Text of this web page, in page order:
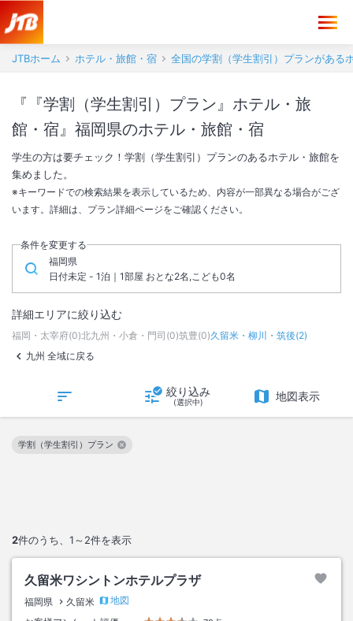
JTBホーム ホテル・旅館・宿 全国の学割（学生割引）プランがある
『『学割（学生割引）プラン』ホテル・旅
館・宿』福岡県のホテル・旅館・宿
学生の方は要チェック！学割（学生割引）プランのあるホテル・旅館を
集めました。
※キーワードでの検索結果を表示しているため、内容が一部異なる場合がござ
います。詳細は、プラン詳細ページをご確認ください。
条件を変更する
福岡県
日付未定 - 1泊｜1部屋 おとな2名,こども0名
詳細エリアに絞り込む
福岡・太宰府(0)北九州・小倉・門司 (0)筑豊(0)久留米・柳川・筑後(2)
九州 全域に戻る
絞り込み
(選択中) 地図表示
2件のうち、 1～2件を表示
学割（学生割引）プラン
この絞り込み条件を解除
久留米ワシントンホテルプラザ
福岡県 久留米
地図